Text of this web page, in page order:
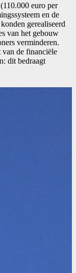
euro per
en de
gerealiseerd
van het gebouw
verminderen.
van de financiële
dit bedraagt